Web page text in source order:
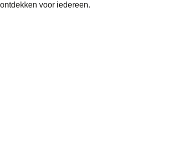
ontdekken voor iedereen.